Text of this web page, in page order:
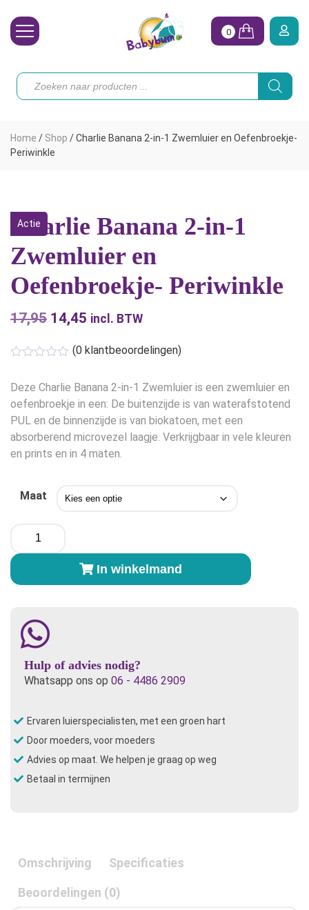
Toebehoren
Vrouw
Onze merken
Hoe begin ik?
0
Producten
zoeken
Home / Shop /Charlie Banana 2-in-1 Zwemluier en Oefenbroekje-
Periwinkle
Actie
Charlie Banana 2-in-1
Zwemluier en
Oefenbroekje- Periwinkle
17,95 Oorspronkelijke
was:
€17,95.
14,45 Huidige
€14,45.
incl. BTW
(0 klantbeoordelingen)
Deze Charlie Banana 2-in-1 Zwemluier is een zwemluier en
oefenbroekje in een: De buitenzijde is van waterafstotend
PUL en de binnenzijde is van biokatoen, met een
absorberend microvezel laagje. Verkrijgbaar in vele kleuren
en prints en in 4 maten.
Maat
Charlie
2-
in-
en
Oefenbroekje-
Periwinkle
aantal
In winkelmand
Hulp of advies nodig?
Whatsapp ons op 06 - 4486 2909
Ervaren luierspecialisten, met een groen hart
Door moeders, voor moeders
Advies op maat. We helpen je graag op weg
Betaal in termijnen
Omschrijving Specificaties
Beoordelingen (0)